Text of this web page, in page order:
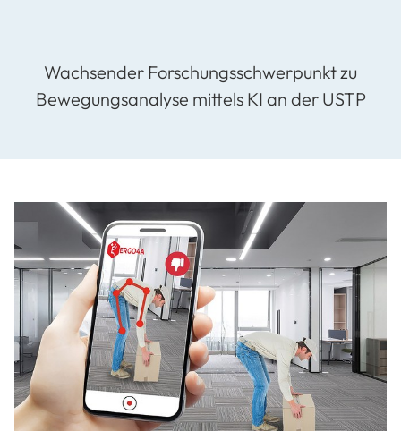
Wachsender Forschungsschwerpunkt zu
Bewegungsanalyse mittels KI an der USTP